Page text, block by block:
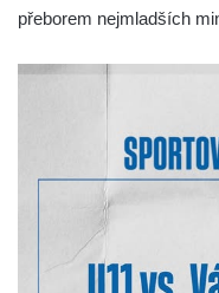
přeborem nejmladších